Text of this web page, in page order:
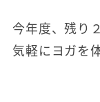
今年度、残り
気軽にヨガを